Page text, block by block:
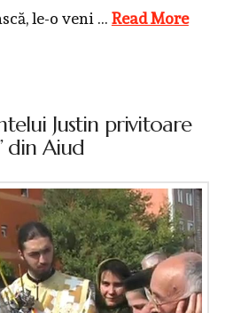
le-o veni … Read More
Justin privitoare
din Aiud